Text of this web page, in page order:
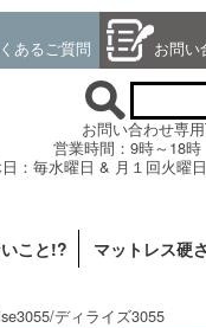
あるご質問 お問い
お問い合わせ専
営業時間：9時～18時
：毎水曜日 & 月１回火曜日
こと!? マットレス硬
ディライズ3055